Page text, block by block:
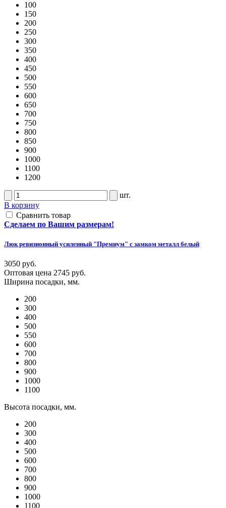
100
150
200
250
300
350
400
450
500
550
600
650
700
750
800
850
900
1000
1100
1200
шт.
В корзину
Сравнить товар
Сделаем по Вашим размерам!
Люк ревизионный усиленный "Премиум" с замком металл белый
3050 руб.
Оптовая цена 2745 руб.
Ширина посадки, мм.
200
300
400
500
550
600
700
800
900
1000
1100
Высота посадки, мм.
200
300
400
500
600
700
800
900
1000
1100